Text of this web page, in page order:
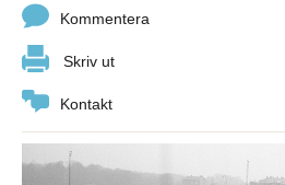
Kommentera
Skriv ut
Kontakt